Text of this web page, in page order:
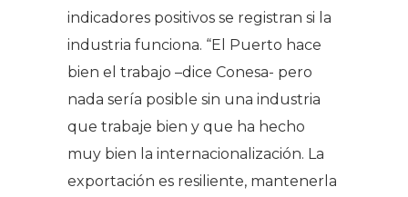
indicadores positivos se registran si la
industria funciona. “El Puerto hace
bien el trabajo –dice Conesa- pero
nada sería posible sin una industria
que trabaje bien y que ha hecho
muy bien la internacionalización. La
exportación es resiliente, mantenerla